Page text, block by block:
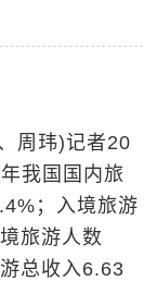
周玮)记者20
我国国内旅
；入境旅游
旅游人数
总收入6.63